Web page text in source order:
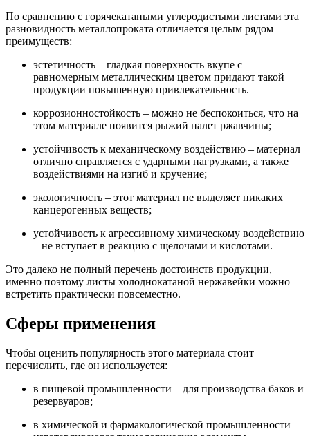
По сравнению с горячекатаными углеродистыми листами эта
разновидность металлопроката отличается целым рядом
преимуществ:
эстетичность – гладкая поверхность вкупе с
равномерным металлическим цветом придают такой
продукции повышенную привлекательность.
коррозионностойкость – можно не беспокоиться, что на
этом материале появится рыжий налет ржавчины;
устойчивость к механическому воздействию – материал
отлично справляется с ударными нагрузками, а также
воздействиями на изгиб и кручение;
экологичность – этот материал не выделяет никаких
канцерогенных веществ;
устойчивость к агрессивному химическому воздействию
– не вступает в реакцию с щелочами и кислотами.
Это далеко не полный перечень достоинств продукции,
именно поэтому листы холоднокатаной нержавейки можно
встретить практически повсеместно.
Сферы применения
Чтобы оценить популярность этого материала стоит
перечислить, где он используется:
в пищевой промышленности – для производства баков и
резервуаров;
в химической и фармакологической промышленности –